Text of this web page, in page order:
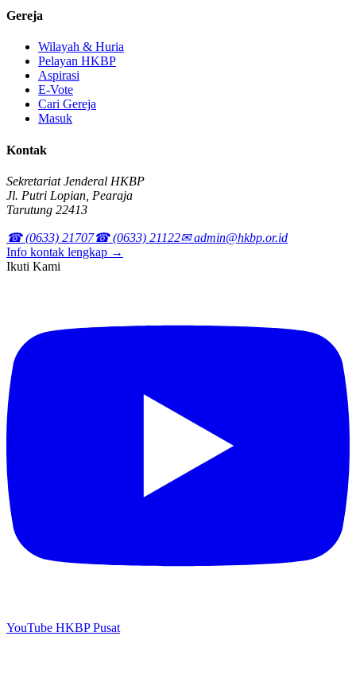
Gereja
Wilayah & Huria
Pelayan HKBP
Aspirasi
E-Vote
Cari Gereja
Masuk
Kontak
Sekretariat Jenderal HKBP
Jl. Putri Lopian, Pearaja
Tarutung 22413
☎ (0633) 21707☎ (0633) 21122✉ admin@hkbp.or.id
Info kontak lengkap →
Ikuti Kami
YouTube HKBP Pusat